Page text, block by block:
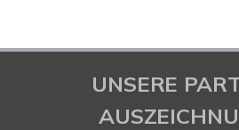
UNSERE